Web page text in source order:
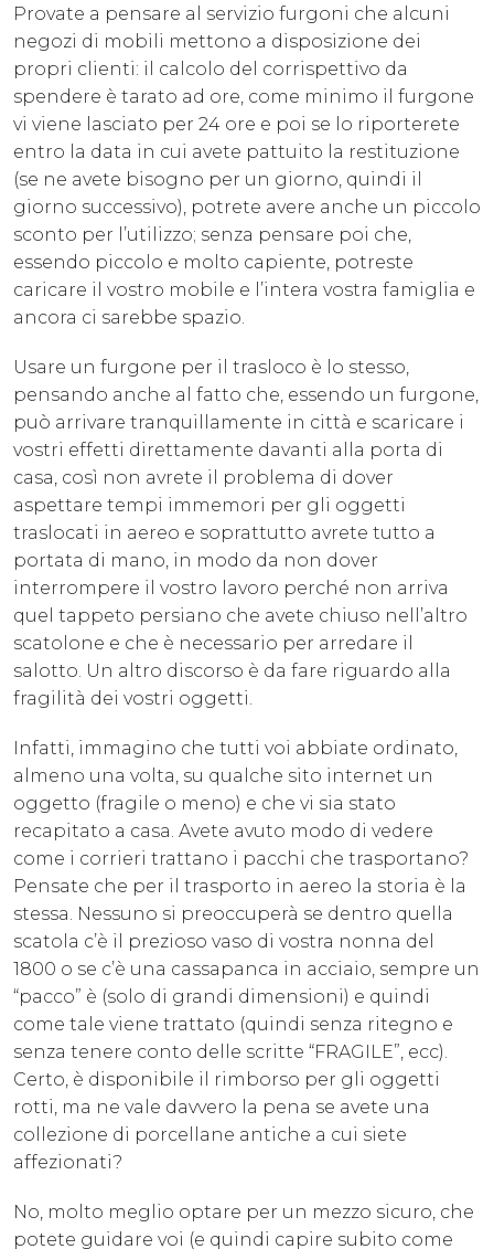
Provate a pensare al servizio furgoni che alcuni
negozi di mobili mettono a disposizione dei
propri clienti: il calcolo del corrispettivo da
spendere è tarato ad ore, come minimo il furgone
vi viene lasciato per 24 ore e poi se lo riporterete
entro la data in cui avete pattuito la restituzione
(se ne avete bisogno per un giorno, quindi il
giorno successivo), potrete avere anche un piccolo
sconto per l’utilizzo; senza pensare poi che,
essendo piccolo e molto capiente, potreste
caricare il vostro mobile e l’intera vostra famiglia e
ancora ci sarebbe spazio.
Usare un furgone per il trasloco è lo stesso,
pensando anche al fatto che, essendo un furgone,
può arrivare tranquillamente in città e scaricare i
vostri effetti direttamente davanti alla porta di
casa, così non avrete il problema di dover
aspettare tempi immemori per gli oggetti
traslocati in aereo e soprattutto avrete tutto a
portata di mano, in modo da non dover
interrompere il vostro lavoro perché non arriva
quel tappeto persiano che avete chiuso nell’altro
scatolone e che è necessario per arredare il
salotto. Un altro discorso è da fare riguardo alla
fragilità dei vostri oggetti.
Infatti, immagino che tutti voi abbiate ordinato,
almeno una volta, su qualche sito internet un
oggetto (fragile o meno) e che vi sia stato
recapitato a casa. Avete avuto modo di vedere
come i corrieri trattano i pacchi che trasportano?
Pensate che per il trasporto in aereo la storia è la
stessa. Nessuno si preoccuperà se dentro quella
scatola c’è il prezioso vaso di vostra nonna del
1800 o se c’è una cassapanca in acciaio, sempre un
“pacco” è (solo di grandi dimensioni) e quindi
come tale viene trattato (quindi senza ritegno e
senza tenere conto delle scritte “FRAGILE”, ecc).
Certo, è disponibile il rimborso per gli oggetti
rotti, ma ne vale davvero la pena se avete una
collezione di porcellane antiche a cui siete
affezionati?
No, molto meglio optare per un mezzo sicuro, che
potete guidare voi (e quindi capire subito come